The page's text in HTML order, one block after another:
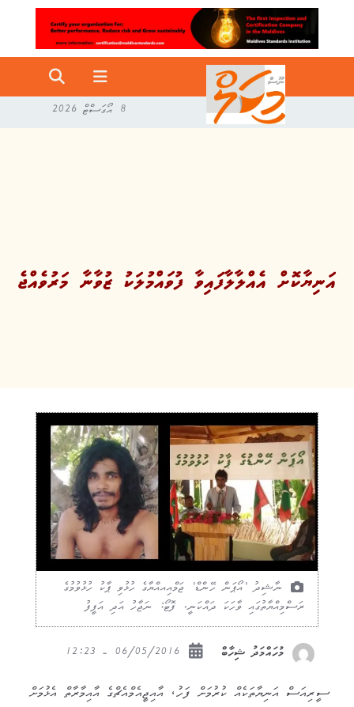
8 އޯގަސްޓް 2026
އަނިޔާކޮށް އެއްލާލާފައިވާ ފުވައްމުލަކު ޒުވާނާ މަރުވެއްޖެ
ނާޝިދު 'އޯޕަން ހޭންޑް' ޖަމްއިއއްޔާގެ ހުޅުވި ޕާކު ހުޅުވުމުގެ
ރަސްމިއްޔާތުގައި ވާހަކަ ދައްކަނީ. ފޮޓޯ: ނަޖާހު އަދި އަފީފު
މުހައްމަދު ޝިހާބް
ސީރިއަސް އަނިޔާތަކެއް ކުރުމަށް ފަހު، އާއިޖީއެމްއެޗްގެ އާއިމާރާތް އެޅުމަށް